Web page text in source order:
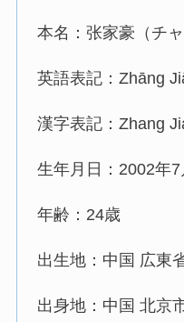
本名：张家豪（チ
英語表記：Zhāng
漢字表記：Zhang
生年月日：2002年7
年齢：24歳
出生地：中国 広東
出身地：中国 北京